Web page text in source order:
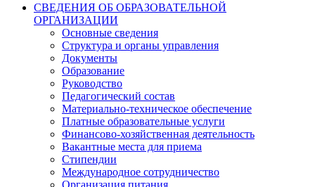
СВЕДЕНИЯ ОБ ОБРАЗОВАТЕЛЬНОЙ
ОРГАНИЗАЦИИ
Основные сведения
Структура и органы управления
Документы
Образование
Руководство
Педагогический состав
Материально-техническое обеспечение
Платные образовательные услуги
Финансово-хозяйственная деятельность
Вакантные места для приема
Стипендии
Международное сотрудничество
Организация питания